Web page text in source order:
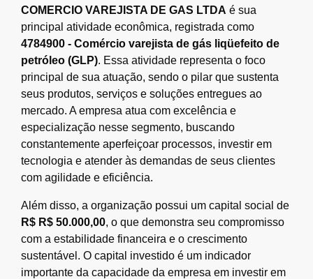
COMERCIO VAREJISTA DE GAS LTDA é sua
principal atividade econômica, registrada como
4784900 - Comércio varejista de gás liqüefeito de
petróleo (GLP). Essa atividade representa o foco
principal de sua atuação, sendo o pilar que sustenta
seus produtos, serviços e soluções entregues ao
mercado. A empresa atua com excelência e
especialização nesse segmento, buscando
constantemente aperfeiçoar processos, investir em
tecnologia e atender às demandas de seus clientes
com agilidade e eficiência.
Além disso, a organização possui um capital social de
R$ R$ 50.000,00, o que demonstra seu compromisso
com a estabilidade financeira e o crescimento
sustentável. O capital investido é um indicador
importante da capacidade da empresa em investir em